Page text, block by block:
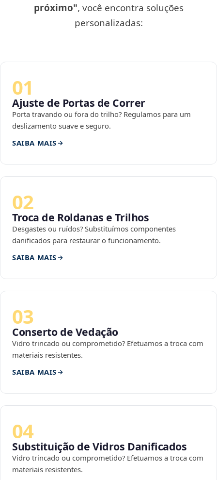
próximo", você encontra soluções
personalizadas:
01
Ajuste de Portas de Correr
Porta travando ou fora do trilho? Regulamos para um
deslizamento suave e seguro.
SAIBA MAIS
02
Troca de Roldanas e Trilhos
Desgastes ou ruídos? Substituímos componentes
danificados para restaurar o funcionamento.
SAIBA MAIS
03
Conserto de Vedação
Vidro trincado ou comprometido? Efetuamos a troca com
materiais resistentes.
SAIBA MAIS
04
Substituição de Vidros Danificados
Vidro trincado ou comprometido? Efetuamos a troca com
materiais resistentes.